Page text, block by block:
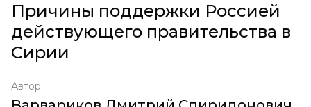
Причины поддержки Россией
действующего правительства в
Сирии
Автор